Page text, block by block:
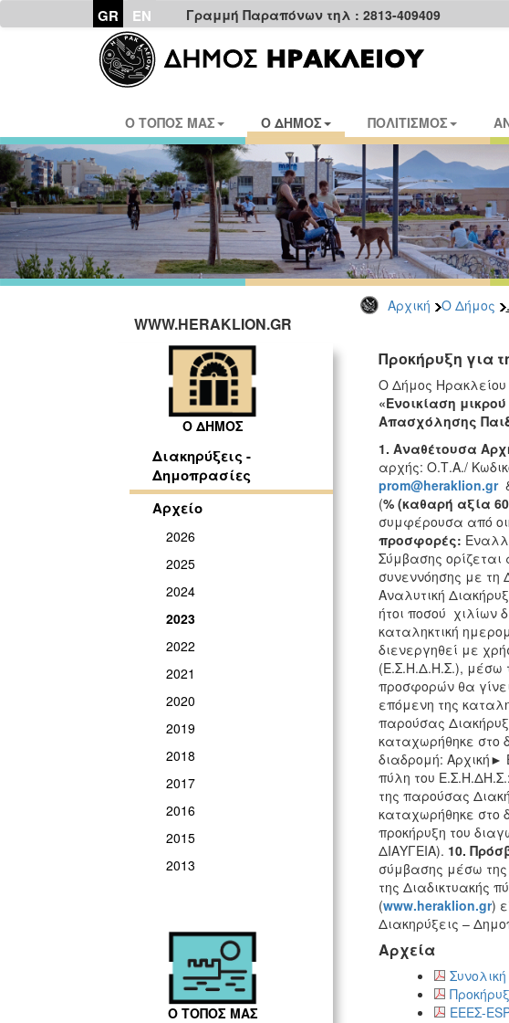
GR EN Γραμμή Παραπόνων τηλ : 2813-409409
Ο ΤΟΠΟΣ ΜΑΣ Ο ΔΗΜΟΣ ΠΟΛΙΤΙΣΜΟΣ
Αρχική Ο Δήμος
WWW.HERAKLION.GR
Ο ΔΗΜΟΣ
Διακηρύξεις -
Δημοπρασίες
Αρχείο
2026
2025
2024
2023
2022
2021
2020
2019
2018
2017
2016
2015
2013
Ο ΤΟΠΟΣ ΜΑΣ
Προκήρυξη για
Ο Δήμος Ηρακλείου
«Ενοικίαση
Απασχόλησης
1. Αναθέτουσα
αρχής: Ο.Τ.Α./
prom@heraklion.gr
(% (καθαρή αξία
συμφέρουσα από
προσφορές:
Σύμβασης
συνεννόησης με τη
Αναλυτική
ήτοι ποσού χιλίων
καταληκτική
διενεργηθεί με
(Ε.Σ.Η.Δ.Η.Σ.), μέσω
προσφορών θα
επόμενη της
παρούσας
καταχωρήθηκε στο
διαδρομή: Αρχική►
πύλη του Ε.Σ.Η.ΔΗ.Σ.:
της παρούσας
καταχωρήθηκε στο
προκήρυξη του
ΔΙΑΥΓΕΙΑ). 10.
σύμβασης μέσω
της Διαδικτυακής
(www.heraklion.gr)
Διακηρύξεις –
Αρχεία
ΕΕΕΣ-